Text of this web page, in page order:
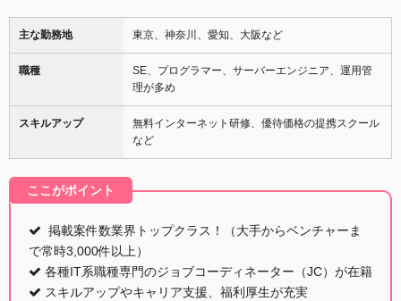
主な勤務地 東京、神奈川、愛知、大阪など
職種
SE、プログラマー、サーバーエンジニア、運用管
理が多め
スキルアップ
無料インターネット研修、優待価格の提携スクール
など
ここがポイント
掲載案件数業界トップクラス！（大手からベンチャーま
で常時3,000件以上）
各種IT系職種専門のジョブコーディネーター（JC）が在籍
スキルアップやキャリア支援、福利厚生が充実